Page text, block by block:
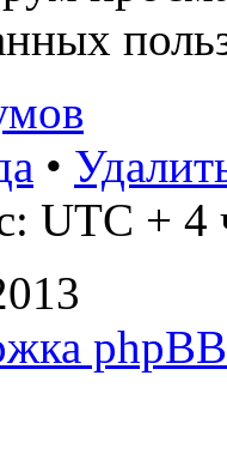
•
UTC + 4
phpBB